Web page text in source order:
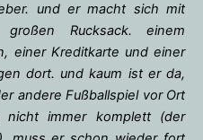
und er macht sich mit
Rucksack. einem
einer Kreditkarte und einer
dort. und kaum ist er da,
andere Fußballspiel vor Ort
nicht immer komplett (der